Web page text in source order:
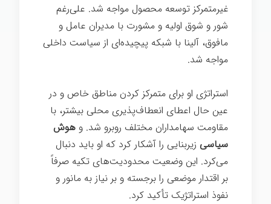
غیرمتمرکز توسعه محصول مواجه شد. علی‌رغم
شور و شوق اولیه و مشورت با مدیران عامل و
مافوق، آلینا با شبکه پیچیده‌ای از سیاست داخلی
مواجه شد.
استراتژی او برای متمرکز کردن مناطق خاص و در
عین حال اعطای انعطاف‌پذیری محلی بیشتر، با
مقاومت سهامداران مختلف روبرو شد. و هوش
سیاسی زیربنایی را آشکار کرد که او باید دنبال
می‌کرد. این وضعیت محدودیت‌های تکیه صرفاً
بر اقتدار موضعی را برجسته و بر نیاز به مانور و
نفوذ استراتژیک تأکید کرد.